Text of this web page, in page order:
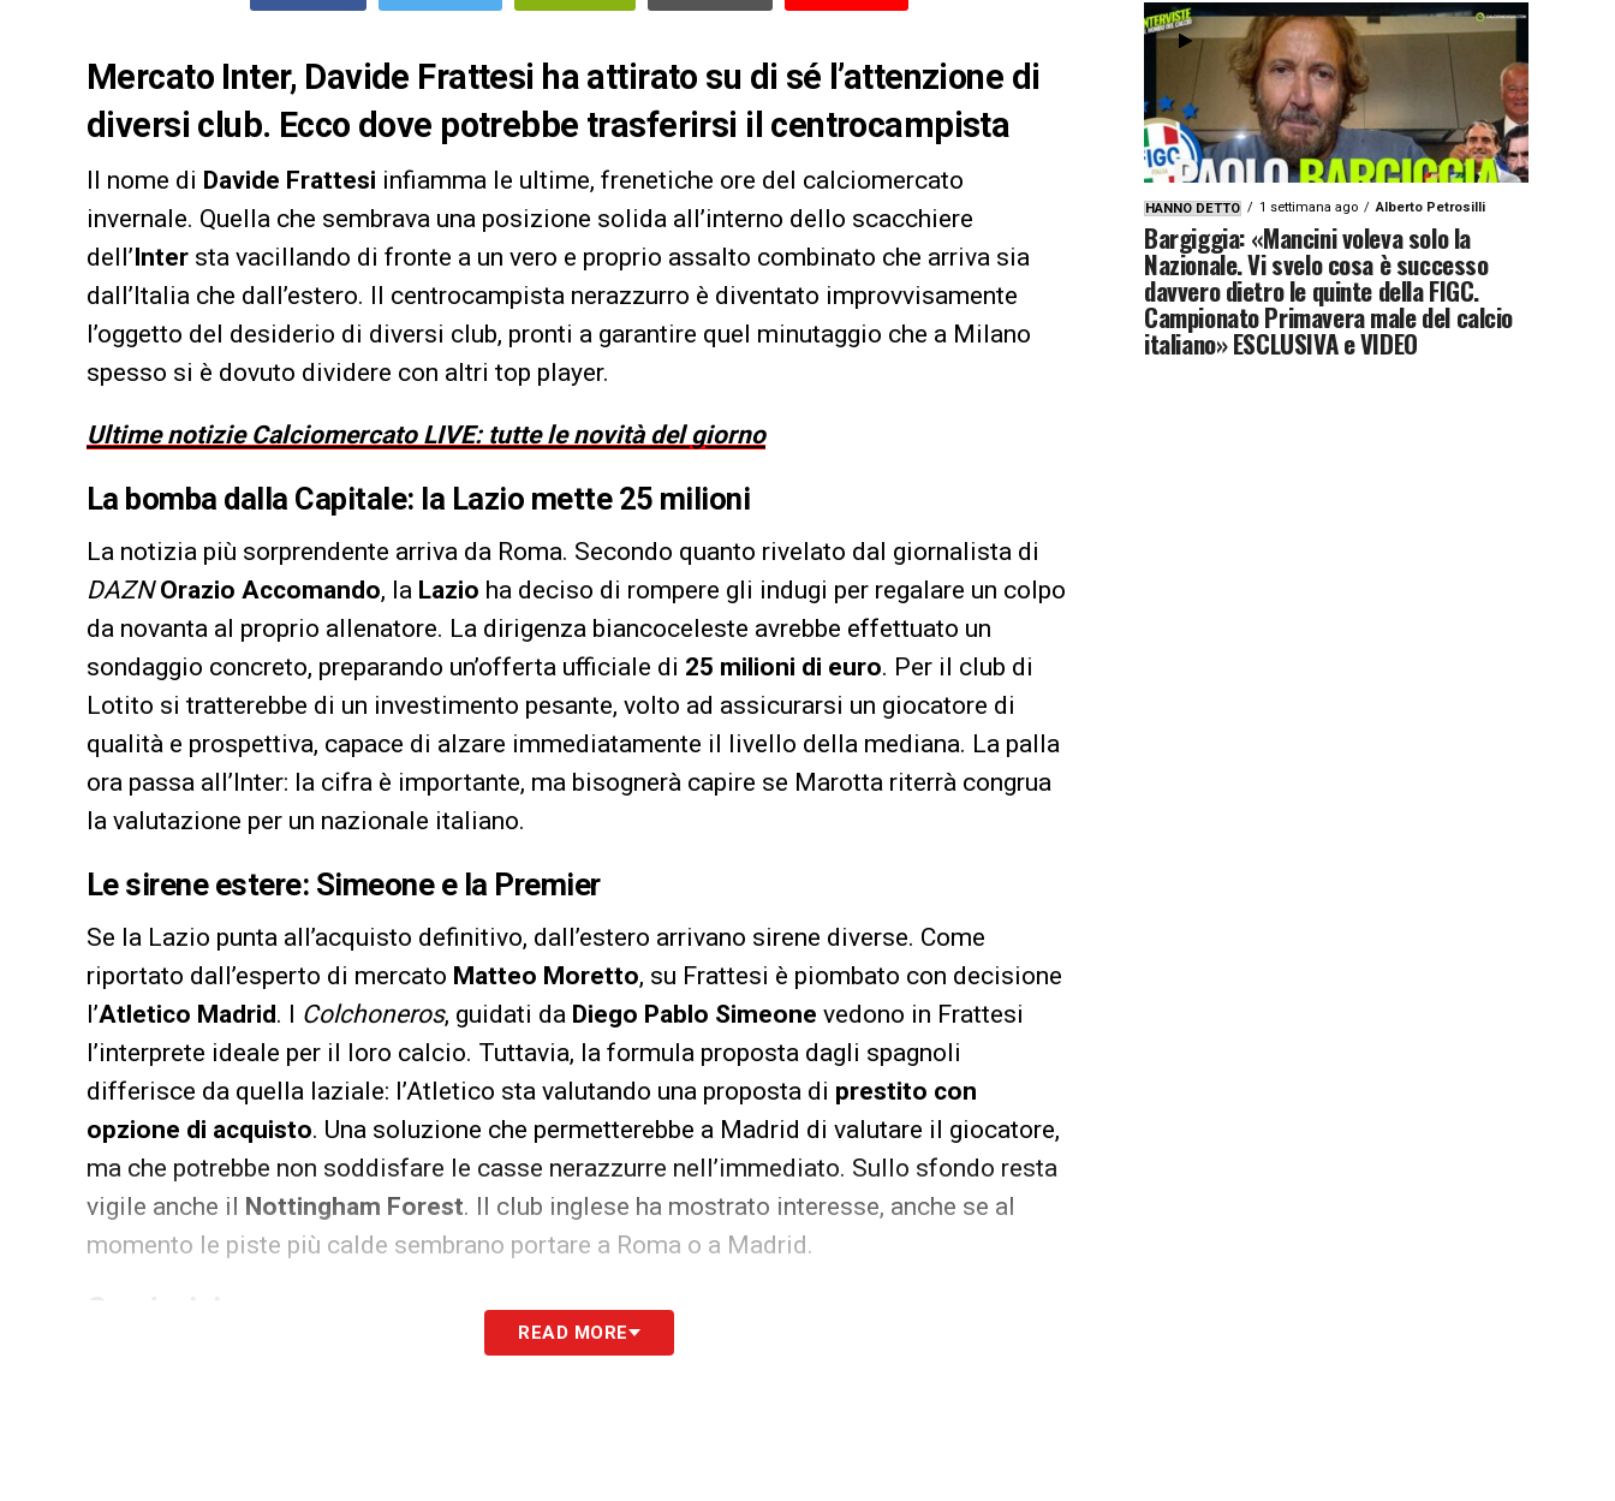
Mercato Inter, Davide Frattesi ha attirato su di sé l’attenzione di
diversi club. Ecco dove potrebbe trasferirsi il centrocampista
Il nome di Davide Frattesi infiamma le ultime, frenetiche ore del calciomercato
invernale. Quella che sembrava una posizione solida all’interno dello scacchiere
dell’Inter sta vacillando di fronte a un vero e proprio assalto combinato che arriva sia
dall’Italia che dall’estero. Il centrocampista nerazzurro è diventato improvvisamente
l’oggetto del desiderio di diversi club, pronti a garantire quel minutaggio che a Milano
spesso si è dovuto dividere con altri top player.
Ultime notizie Calciomercato LIVE: tutte le novità del giorno
La bomba dalla Capitale: la Lazio mette 25 milioni
La notizia più sorprendente arriva da Roma. Secondo quanto rivelato dal giornalista di
DAZN Orazio Accomando, la Lazio ha deciso di rompere gli indugi per regalare un colpo
da novanta al proprio allenatore. La dirigenza biancoceleste avrebbe effettuato un
sondaggio concreto, preparando un’offerta ufficiale di 25 milioni di euro. Per il club di
Lotito si tratterebbe di un investimento pesante, volto ad assicurarsi un giocatore di
qualità e prospettiva, capace di alzare immediatamente il livello della mediana. La palla
ora passa all’Inter: la cifra è importante, ma bisognerà capire se Marotta riterrà congrua
la valutazione per un nazionale italiano.
Le sirene estere: Simeone e la Premier
Se la Lazio punta all’acquisto definitivo, dall’estero arrivano sirene diverse. Come
riportato dall’esperto di mercato Matteo Moretto, su Frattesi è piombato con decisione
l’Atletico Madrid. I Colchoneros, guidati da Diego Pablo Simeone vedono in Frattesi
l’interprete ideale per il loro calcio. Tuttavia, la formula proposta dagli spagnoli
differisce da quella laziale: l’Atletico sta valutando una proposta di prestito con
opzione di acquisto. Una soluzione che permetterebbe a Madrid di valutare il giocatore,
ma che potrebbe non soddisfare le casse nerazzurre nell’immediato. Sullo sfondo resta
vigile anche il Nottingham Forest. Il club inglese ha mostrato interesse, anche se al
momento le piste più calde sembrano portare a Roma o a Madrid.
La situazione è in totale evoluzione. Tra la proposta cash della Lazio e il fascino della
READ MORE
HANNO DETTO 1 settimana ago Alberto Petrosilli
Bargiggia: «Mancini voleva solo la
Nazionale. Vi svelo cosa è successo
davvero dietro le quinte della FIGC.
Campionato Primavera male del calcio
italiano» ESCLUSIVA e VIDEO